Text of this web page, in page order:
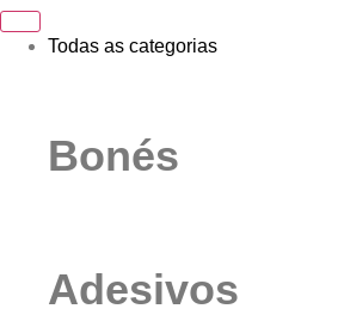
Todas as categorias
Bonés
Adesivos